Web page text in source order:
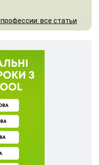
все статьи